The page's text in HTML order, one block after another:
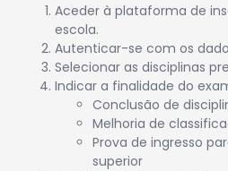
Aceder à plataforma de
escola.
Autenticar-se com os
Selecionar as disciplinas
Indicar a finalidade do
Conclusão de
Melhoria de
Prova de ingresso
superior